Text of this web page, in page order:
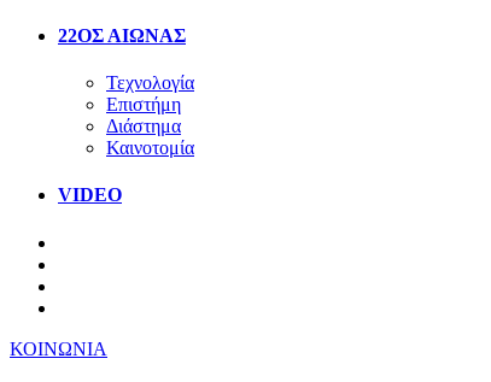
22ΟΣ ΑΙΩΝΑΣ
Τεχνολογία
Επιστήμη
Διάστημα
Καινοτομία
VIDEO
ΚΟΙΝΩΝΙΑ